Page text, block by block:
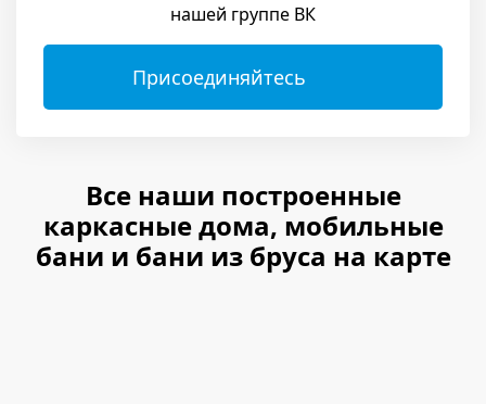
нашей группе ВК
Присоединяйтесь
Все наши построенные
каркасные дома, мобильные
бани и бани из бруса на карте